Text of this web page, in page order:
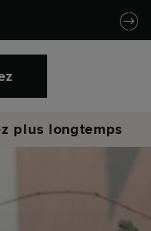
plus longtemps